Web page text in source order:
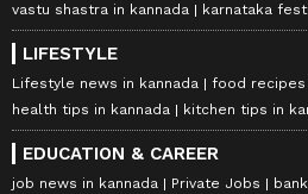
vastu shastra in kannada
karnataka
LIFESTYLE
Lifestyle news in kannada
food recipes
health tips in kannada
kitchen tips in
EDUCATION & CAREER
job news in kannada Private Jobs